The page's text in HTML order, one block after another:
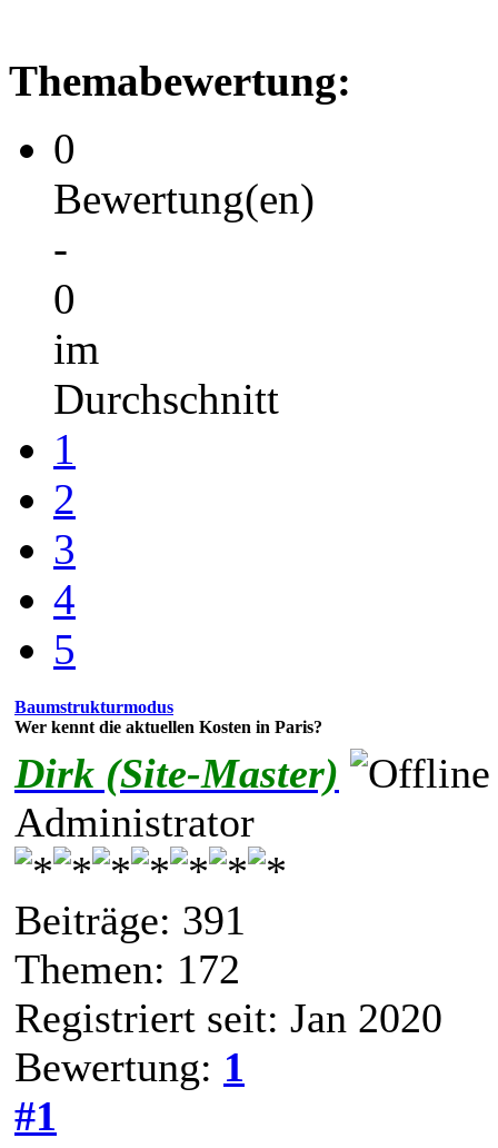
Themabewertung:
0
Bewertung(en)
-
0
im
Durchschnitt
1
2
3
4
5
Baumstrukturmodus
Wer kennt die aktuellen Kosten in Paris?
Dirk (Site-Master)
Administrator
Beiträge: 391
Themen: 172
Registriert seit: Jan 2020
Bewertung: 1
#1